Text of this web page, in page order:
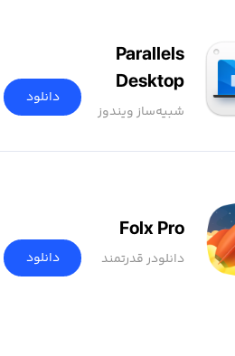
Parallels
Desktop
شبیه‌ساز ویندوز
دانلود
Folx Pro
دانلودر قدرتمند دانلود